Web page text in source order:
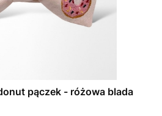
pączek - różowa blada